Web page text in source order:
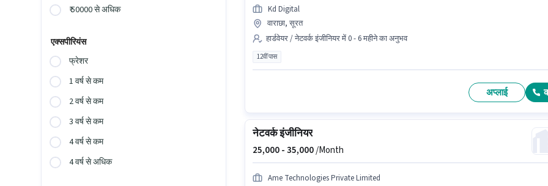
₹ 50000 से अधिक
एक्सपीरियंस
फ्रेशर
1 वर्ष से कम
2 वर्ष से कम
3 वर्ष से कम
4 वर्ष से कम
4 वर्ष से अधिक
Kd Digital
वाराछा, सूरत
हार्डवेयर / नेटवर्क इंजीनियर में 0 - 6 महीने का अनुभव
12वीं पास
अप्लाई
नेटवर्क इंजीनियर
25,000 -35,000/Month
Ame Technologies Private Limited